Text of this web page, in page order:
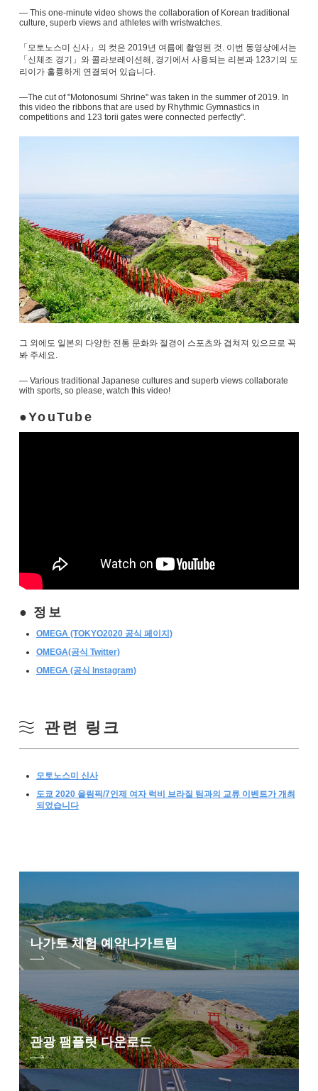
― This one-minute video shows the collaboration of Korean traditional
culture, superb views and athletes with wristwatches.
「모토노스미 신사」의 컷은 2019년 여름에 촬영된 것. 이번 동영상에서는
「신체조 경기」와 콜라보레이션해, 경기에서 사용되는 리본과 123기의 도
리이가 훌륭하게 연결되어 있습니다.
―The cut of "Motonosumi Shrine" was taken in the summer of 2019. In
this video the ribbons that are used by Rhythmic Gymnastics in
competitions and 123 torii gates were connected perfectly".
그 외에도 일본의 다양한 전통 문화와 절경이 스포츠와 겹쳐져 있으므로 꼭
봐 주세요.
― Various traditional Japanese cultures and superb views collaborate
with sports, so please, watch this video!
YouTube
정보
OMEGA (TOKYO2020 공식 페이지)
OMEGA(공식 Twitter)
OMEGA (공식 Instagram)
관련 링크
모토노스미 신사
도쿄 2020 올림픽/7인제 여자 럭비 브라질 팀과의 교류 이벤트가 개최
되었습니다
나가토 체험 예약나가트립
관광 팸플릿 다운로드